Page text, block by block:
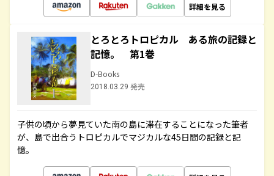
詳細を見る
とろとろトロピカル ある旅の記録と
記憶。 第1巻
D-Books
2018.03.29 発売
子供の頃から夢見ていた南の島に滞在することになった筆者
が、島で出合うトロピカルでマジカルな45日間の記録と記
憶。